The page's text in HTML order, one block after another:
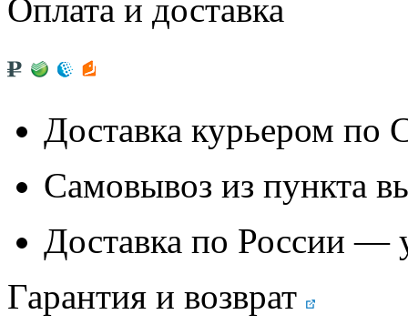
Оплата и доставка
Доставка курьером
Самовывоз из пункта
Доставка по России —
Гарантия и возврат